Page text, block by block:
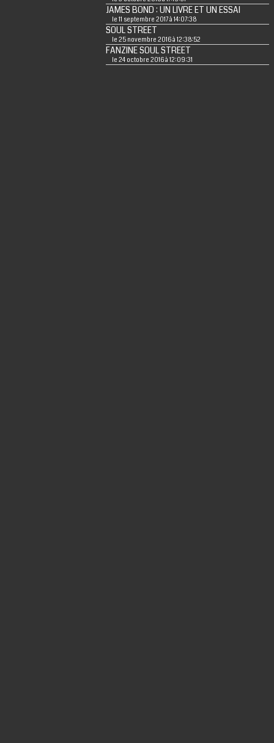
JAMES BOND : UN LIVRE ET UN ESSAI
le 11 septembre 2017 à 14:07:38
SOUL STREET
le 25 novembre 2016 à 12:38:52
FANZINE SOUL STREET
le 24 octobre 2016 à 12:09:31